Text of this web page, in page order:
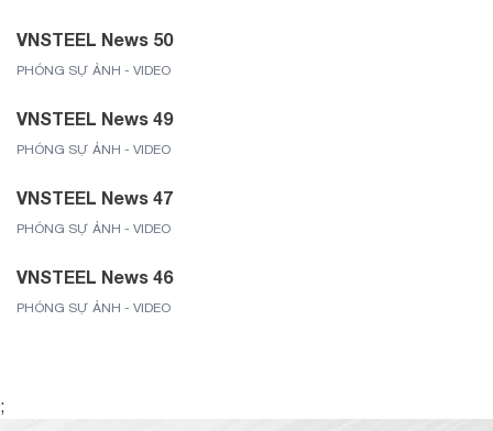
VNSTEEL News 50
PHÓNG SỰ ẢNH - VIDEO
VNSTEEL News 49
PHÓNG SỰ ẢNH - VIDEO
VNSTEEL News 47
PHÓNG SỰ ẢNH - VIDEO
VNSTEEL News 46
PHÓNG SỰ ẢNH - VIDEO
;